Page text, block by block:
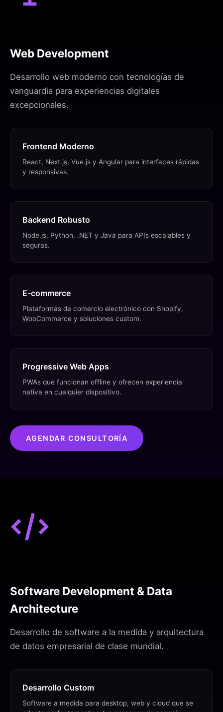
Web Development
Desarrollo web moderno con tecnologías de
vanguardia para experiencias digitales
excepcionales.
Frontend Moderno
React, Next.js, Vue.js y Angular para interfaces rápidas
y responsivas.
Backend Robusto
Node.js, Python, .NET y Java para APIs escalables y
seguras.
E-commerce
Plataformas de comercio electrónico con Shopify,
WooCommerce y soluciones custom.
Progressive Web Apps
PWAs que funcionan offline y ofrecen experiencia
nativa en cualquier dispositivo.
AGENDAR CONSULTORÍA
Software Development & Data
Architecture
Desarrollo de software a la medida y arquitectura
de datos empresarial de clase mundial.
Desarrollo Custom
Software a medida para desktop, web y cloud que se